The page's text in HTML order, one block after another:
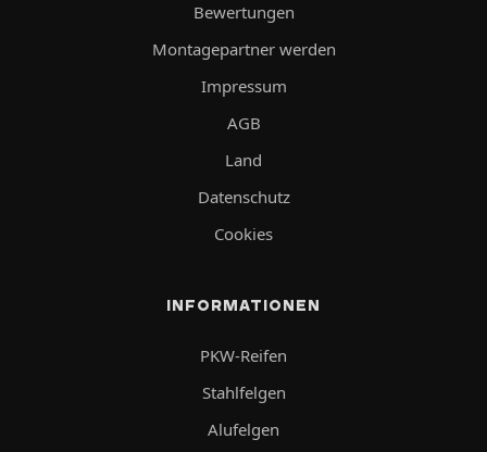
Bewertungen
Montagepartner werden
Impressum
AGB
Land
Datenschutz
Cookies
INFORMATIONEN
PKW-Reifen
Stahlfelgen
Alufelgen